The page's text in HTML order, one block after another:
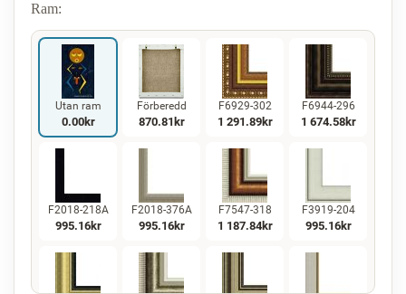
Ram:
Utan ram
0.00kr
Förberedd
870.81 kr
F6929-302
1 291.89kr
F6944-296
1 674.58kr
F2018-218A
995.16kr
F2018-376A
995.16kr
F7547-318
1 187.84kr
F3919-204
995.16kr